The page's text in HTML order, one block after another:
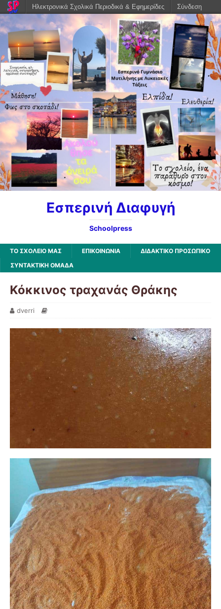
Εσπερινή Διαφυγή
Schoolpress
ΤΟ ΣΧΟΛΕΙΟ ΜΑΣ ΕΠΙΚΟΙΝΩΝΙΑ
ΔΙΔΑΚΤΙΚΟ ΠΡΟΣΩΠΙΚΟ
ΣΥΝΤΑΚΤΙΚΗ ΟΜΑΔΑ
Κόκκινος τραχανάς Θράκης
dverri
Ηλεκτρονικά Σχολικά Περιοδικά & Εφημερίδες Σύνδεση